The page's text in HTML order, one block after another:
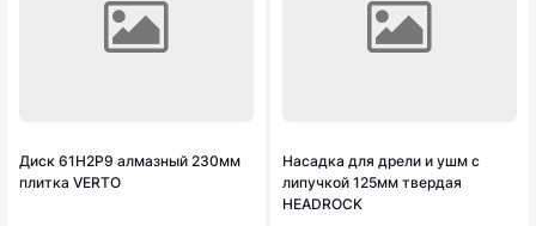
Диск 61Н2Р9 алмазный 230мм
плитка VERTO
Насадка для дрели и ушм с
липучкой 125мм твердая
HEADROCK